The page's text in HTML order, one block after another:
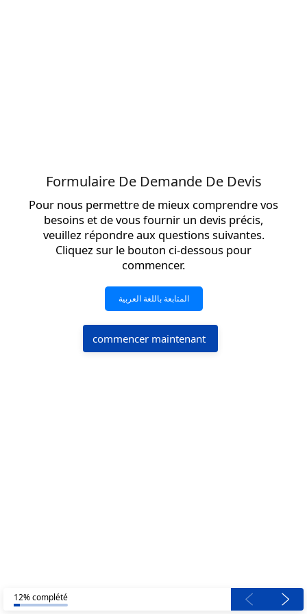
Formulaire De Demande De Devis
Pour nous permettre de mieux comprendre vos
besoins et de vous fournir un devis précis,
veuillez répondre aux questions suivantes.
Cliquez sur le bouton ci-dessous pour
commencer.
المتابعة باللغة العربية
commencer maintenant
12% complété